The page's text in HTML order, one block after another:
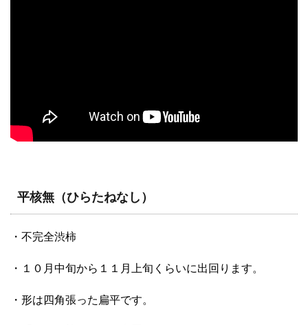
平核無（ひらたねなし）
・不完全渋柿
・１０月中旬から１１月上旬くらいに出回ります。
・形は四角張った扁平です。